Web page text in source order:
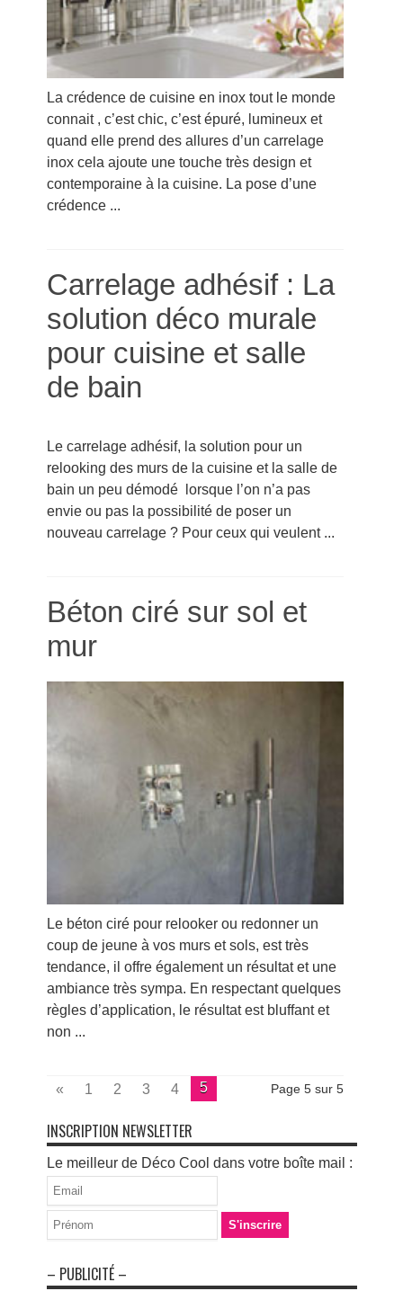
La crédence de cuisine en inox tout le monde
connait , c’est chic, c’est épuré, lumineux et
quand elle prend des allures d’un carrelage
inox cela ajoute une touche très design et
contemporaine à la cuisine. La pose d’une
crédence ...
Carrelage adhésif : La
solution déco murale
pour cuisine et salle
de bain
Le carrelage adhésif, la solution pour un
relooking des murs de la cuisine et la salle de
bain un peu démodé lorsque l’on n’a pas
envie ou pas la possibilité de poser un
nouveau carrelage ? Pour ceux qui veulent ...
Béton ciré sur sol et
mur
Le béton ciré pour relooker ou redonner un
coup de jeune à vos murs et sols, est très
tendance, il offre également un résultat et une
ambiance très sympa. En respectant quelques
règles d’application, le résultat est bluffant et
non ...
Page 5 sur 5
« 1 2 3 4 5
INSCRIPTION NEWSLETTER
Le meilleur de Déco Cool dans votre boîte mail :
– PUBLICITÉ –